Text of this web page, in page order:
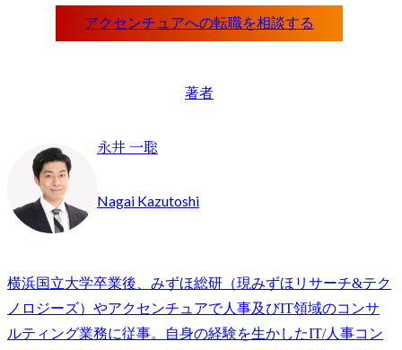
著者
永井 一聡
Nagai Kazutoshi
横浜国立大学卒業後、みずほ総研（現みずほリサーチ&テク
ノロジーズ）やアクセンチュアで人事及びIT領域のコンサ
ルティング業務に従事。自身の経験を生かしたIT/人事コン